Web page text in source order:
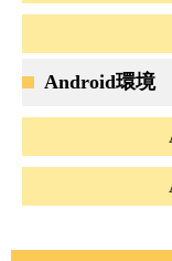
Android環境